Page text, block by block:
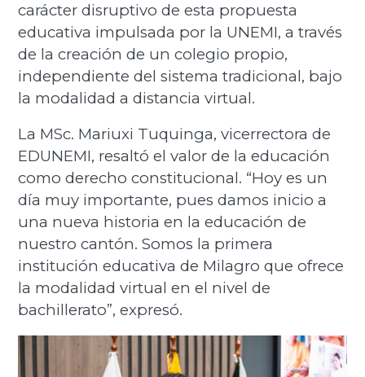
carácter disruptivo de esta propuesta
educativa impulsada por la UNEMI, a través
de la creación de un colegio propio,
independiente del sistema tradicional, bajo
la modalidad a distancia virtual.
La MSc. Mariuxi Tuquinga, vicerrectora de
EDUNEMI, resaltó el valor de la educación
como derecho constitucional. “Hoy es un
día muy importante, pues damos inicio a
una nueva historia en la educación de
nuestro cantón. Somos la primera
institución educativa de Milagro que ofrece
la modalidad virtual en el nivel de
bachillerato”, expresó.